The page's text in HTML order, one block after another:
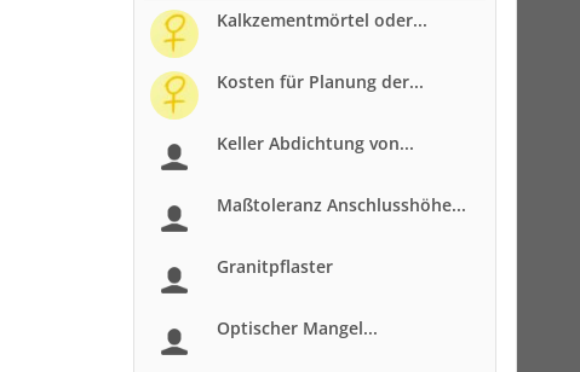
Kalkzementmörtel oder...
Kosten für Planung der...
Keller Abdichtung von...
Maßtoleranz Anschlusshöhe...
Granitpflaster
Optischer Mangel...